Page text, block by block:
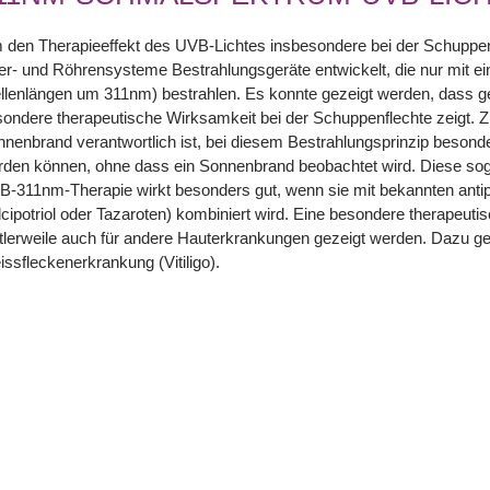
den Therapieeffekt des UVB-Lichtes insbesondere bei der
und Röhrensysteme Bestrahlungsgeräte entwickelt, die nur mit
um 311nm) bestrahlen. Es konnte gezeigt werden, dass
therapeutische Wirksamkeit bei der Schuppenflechte zeigt.
verantwortlich ist, bei diesem Bestrahlungsprinzip
können, ohne dass ein Sonnenbrand beobachtet wird. Diese
311nm-Therapie wirkt besonders gut, wenn sie mit bekannten
oder Tazaroten) kombiniert wird. Eine besondere
auch für andere Hauterkrankungen gezeigt werden. Dazu
(Vitiligo).